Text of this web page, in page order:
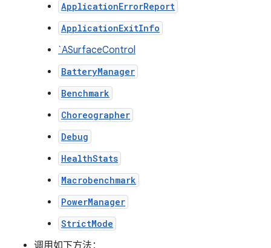
ApplicationErrorReport
ApplicationExitInfo
`ASurfaceControl
BatteryManager
Benchmark
Choreographer
Debug
HealthStats
Macrobenchmark
PowerManager
StrictMode
调用如下方法：